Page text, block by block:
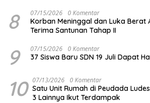
8 07/15/2026 0 Komentar
Korban Meninggal dan Luka Berat
Terima Santunan Tahap II
9 07/15/2026 0 Komentar
37 Siswa Baru SDN 19 Juli Dapat
10 07/13/2026 0 Komentar
Satu Unit Rumah di Peudada
3 Lainnya Ikut Terdampak